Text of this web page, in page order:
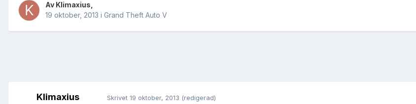
Av Klimaxius
19 oktober, 2013 i Grand Theft Auto V
Klimaxius Skrivet 19 oktober, 2013 (redigerad)